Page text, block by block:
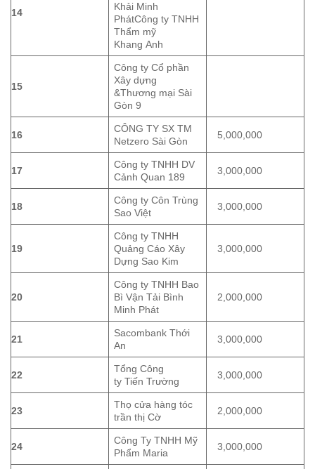
14
Khải Minh
PhátCông ty TNHH
Thẩm mỹ
Khang Anh
15
Công ty Cổ phần
Xây dựng
&Thương mại Sài
Gòn 9
16
CÔNG TY SX TM
Netzero Sài Gòn
5,000,000
17
Công ty TNHH DV
Cảnh Quan 189
3,000,000
18
Công ty Côn Trùng
Sao Việt
3,000,000
19
Công ty TNHH
Quảng Cáo Xây
Dựng Sao Kim
3,000,000
20
Công ty TNHH Bao
Bì Vận Tải Bình
Minh Phát
2,000,000
21
Sacombank Thới
An
3,000,000
22
Tổng Công
ty Tiến Trường
3,000,000
23
Thọ cửa hàng tóc
trần thị Cờ
2,000,000
24
Công Ty TNHH Mỹ
Phẩm Maria
3,000,000